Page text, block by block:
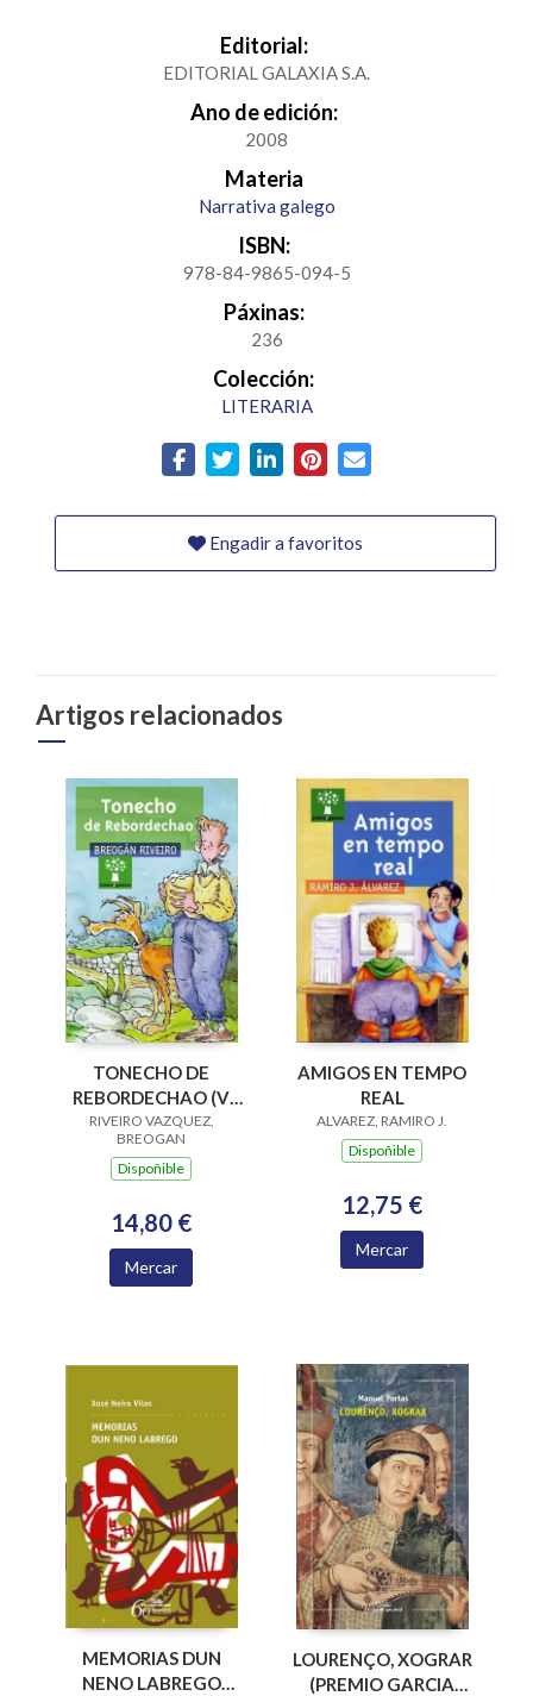
Editorial:
EDITORIAL GALAXIA S.A.
Ano de edición:
2008
Materia
Narrativa galego
ISBN:
978-84-9865-094-5
Páxinas:
236
Colección:
LITERARIA
Engadir a favoritos
Artigos relacionados
TONECHO DE
REBORDECHAO (V
PREMIO RAIÑA LUPA
2004)
RIVEIRO VAZQUEZ,
BREOGAN
Dispoñible
14,80 €
Mercar
AMIGOS EN TEMPO
REAL
ALVAREZ, RAMIRO J.
Dispoñible
12,75 €
Mercar
MEMORIAS DUN
NENO LABREGO
LOURENÇO, XOGRAR
(PREMIO GARCIA